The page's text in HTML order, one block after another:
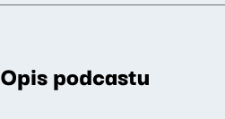
Opis podcastu